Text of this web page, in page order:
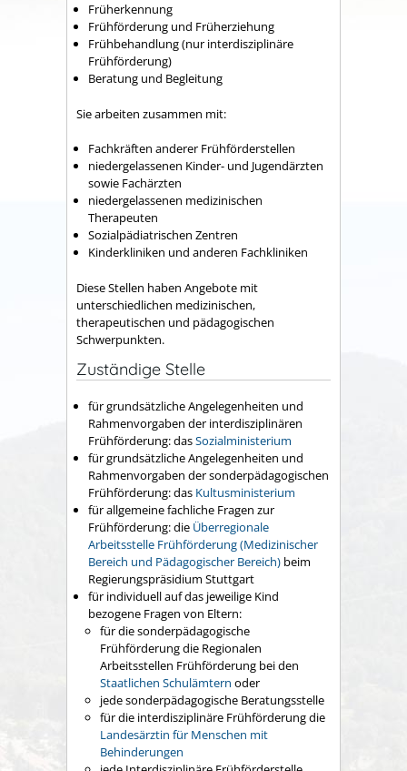
Früherkennung
Frühförderung und Früherziehung
Frühbehandlung (nur interdisziplinäre
Frühförderung)
Beratung und Begleitung
Sie arbeiten zusammen mit:
Fachkräften anderer Frühförderstellen
niedergelassenen Kinder- und Jugendärzten
sowie Fachärzten
niedergelassenen medizinischen
Therapeuten
Sozialpädiatrischen Zentren
Kinderkliniken und anderen Fachkliniken
Diese Stellen haben Angebote mit
unterschiedlichen medizinischen,
therapeutischen und pädagogischen
Schwerpunkten.
Zuständige Stelle
für grundsätzliche Angelegenheiten und
Rahmenvorgaben der interdisziplinären
Frühförderung: dasSozialministerium
für grundsätzliche Angelegenheiten und
Rahmenvorgaben der sonderpädagogischen
Frühförderung: das Kultusministerium
für allgemeine fachliche Fragen zur
Frühförderung: die Überregionale
Arbeitsstelle Frühförderung (Medizinischer
Bereich und Pädagogischer Bereich) beim
Regierungspräsidium Stuttgart
für individuell auf das jeweilige Kind
bezogene Fragen von Eltern:
für die sonderpädagogische
Frühförderung die Regionalen
Arbeitsstellen Frühförderung bei den
Staatlichen Schulämtern oder
jede sonderpädagogische Beratungsstelle
für die interdisziplinäre Frühförderung die
Landesärztin für Menschen mit
Behinderungen